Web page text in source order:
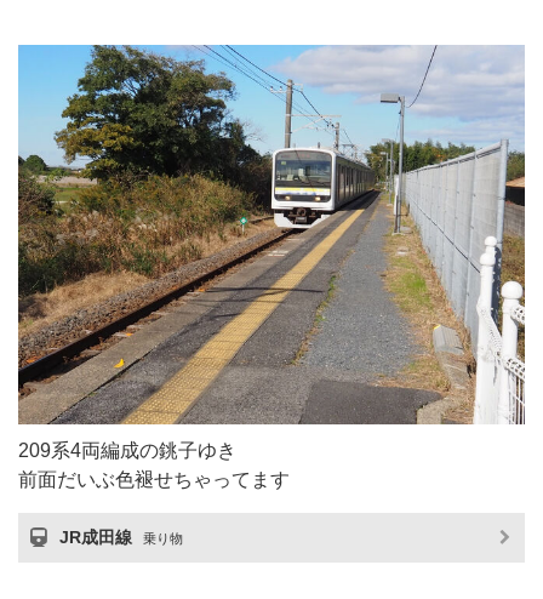
209系4両編成の銚子ゆき
前面だいぶ色褪せちゃってます
JR成田線 乗り物